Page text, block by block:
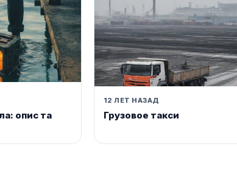
опис та
12 ЛЕТ НАЗАД
Грузовое такси